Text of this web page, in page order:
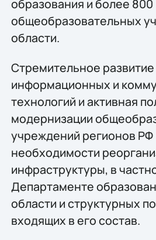
образования и более 800
общеобразовательных
области.
Стремительное развитие
информационных и
технологий и активная
модернизации
учреждений регионов РФ
необходимости
инфраструктуры, в
Департаменте
области и структурных
входящих в его состав.